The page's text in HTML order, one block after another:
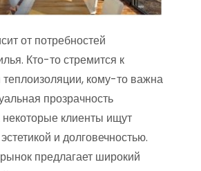
от потребностей
Кто-то стремится к
кому-то важна
прозрачность
некоторые клиенты ищут
и долговечностью.
предлагает широкий